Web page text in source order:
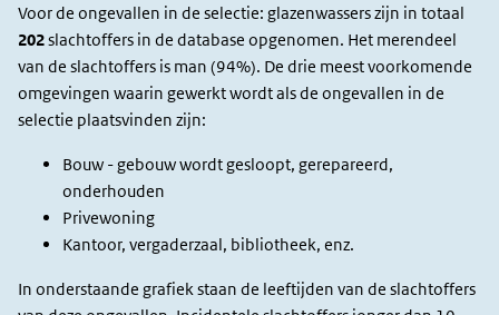
Voor de ongevallen in de selectie: glazenwassers zijn in totaal
202slachtoffers in de database opgenomen. Het merendeel
van de slachtoffers is man (94%). De drie meest voorkomende
omgevingen waarin gewerkt wordt als de ongevallen in de
selectie plaatsvinden zijn:
Bouw - gebouw wordt gesloopt, gerepareerd,
onderhouden
Privewoning
Kantoor, vergaderzaal, bibliotheek, enz.
In onderstaande grafiek staan de leeftijden van de slachtoffers